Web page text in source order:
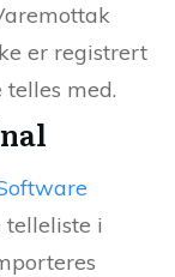
er registrert
med.
telleliste i